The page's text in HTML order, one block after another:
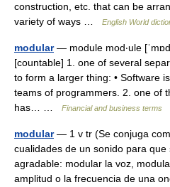
construction, etc. that can be
variety of ways …
English World
modular— module mod‧ule
[countable] 1. one of several
to form a larger thing: • Software
teams of programmers. 2. one of
has… …
Financial and business terms
modular— 1 v tr (Se conjuga
cualidades de un sonido para
agradable: modular la voz,
amplitud o la frecuencia de una